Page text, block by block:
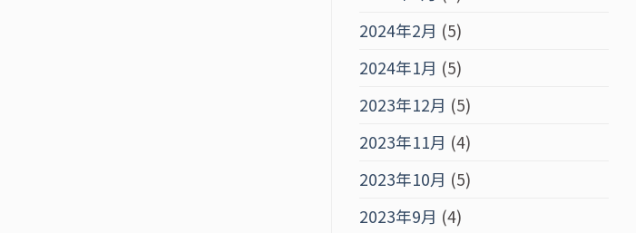
2024年2月 (5)
2024年1月 (5)
2023年12月 (5)
2023年11月 (4)
2023年10月 (5)
2023年9月 (4)